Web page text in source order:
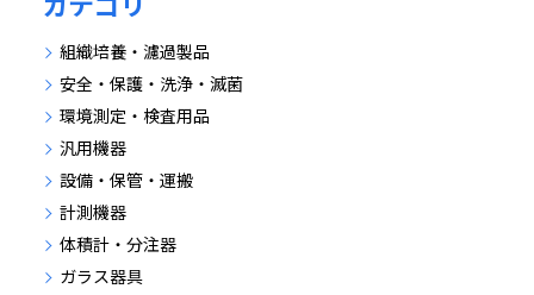
組織培養・濾過製品
安全・保護・洗浄・滅菌
環境測定・検査用品
汎用機器
設備・保管・運搬
計測機器
体積計・分注器
ガラス器具